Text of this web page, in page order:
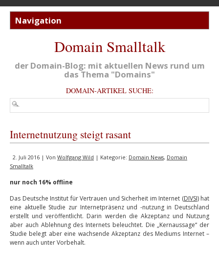
Domain Smalltalk
der Domain-Blog: mit aktuellen News rund um
das Thema "Domains"
DOMAIN-ARTIKEL SUCHE:
Internetnutzung steigt rasant
2. Juli 2016 | Von Wolfgang Wild | Kategorie: Domain News, Domain
Smalltalk
nur noch 16% offline
Das Deutsche Institut für Vertrauen und Sicherheit im Internet (DIVSI) hat
eine aktuelle Studie zur Internetpräsenz und -nutzung in Deutschland
erstellt und veröffentlicht. Darin werden die Akzeptanz und Nutzung
aber auch Ablehnung des Internets beleuchtet. Die „Kernaussage“ der
Studie belegt aber eine wachsende Akzeptanz des Mediums Internet –
wenn auch unter Vorbehalt.